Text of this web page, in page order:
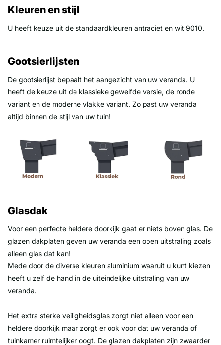
Kleuren en stijl
U heeft keuze uit de standaardkleuren antraciet en wit 9010.
Gootsierlijsten
De gootsierlijst bepaalt het aangezicht van uw veranda. U
heeft de keuze uit de klassieke gewelfde versie, de ronde
variant en de moderne vlakke variant. Zo past uw veranda
altijd binnen de stijl van uw tuin!
Glasdak
Voor een perfecte heldere doorkijk gaat er niets boven glas. De
glazen dakplaten geven uw veranda een open uitstraling zoals
alleen glas dat kan!
Mede door de diverse kleuren aluminium waaruit u kunt kiezen
heeft u zelf de hand in de uiteindelijke uitstraling van uw
veranda.
Het extra sterke veiligheidsglas zorgt niet alleen voor een
heldere doorkijk maar zorgt er ook voor dat uw veranda of
tuinkamer ruimtelijker oogt. De glazen dakplaten zijn zwaarder